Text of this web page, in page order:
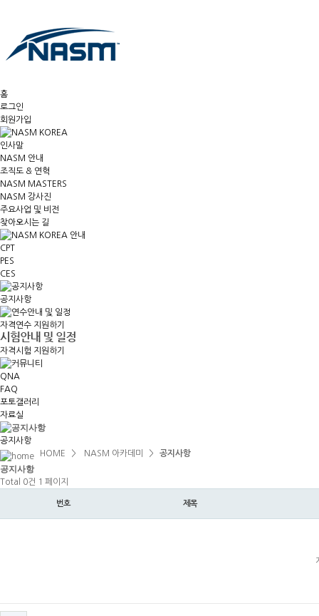
홈
로그인
회원가입
인사말
NASM 안내
조직도 & 연혁
NASM MASTERS
NASM 강사진
주요사업 및 비전
찾아오시는 길
CPT
PES
CES
공지사항
자격연수 지원하기
자격시험 지원하기
QNA
FAQ
포토갤러리
자료실
공지사항
HOME
> NASM 아카데미 > 공지사항
공지 사항
Total 0건 1 페이지
번호 제목